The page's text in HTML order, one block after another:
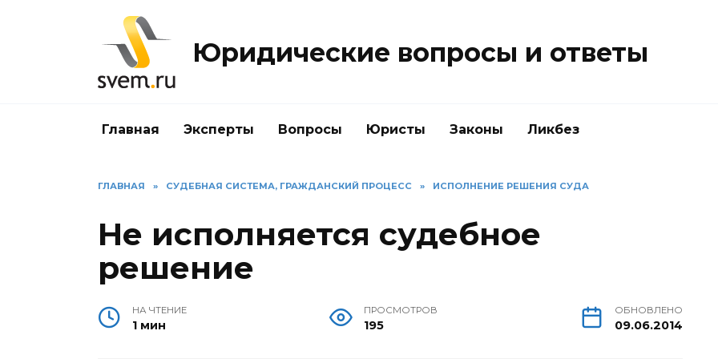
Юридические вопросы и ответы
Главная Эксперты Вопросы Юристы Законы Ликбез
ГЛАВНАЯ » СУДЕБНАЯ СИСТЕМА, ГРАЖДАНСКИЙ ПРОЦЕСС » ИСПОЛНЕНИЕ РЕШЕНИЯ СУДА
Не исполняется судебное
решение
НА ЧТЕНИЕ
1 мин
ПРОСМОТРОВ
195
ОБНОВЛЕНО
09.06.2014